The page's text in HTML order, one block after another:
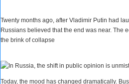
Twenty months ago, after Vladimir Putin had
Russians believed that the end was near. The
the brink of collapse
Today, the mood has changed dramatically.